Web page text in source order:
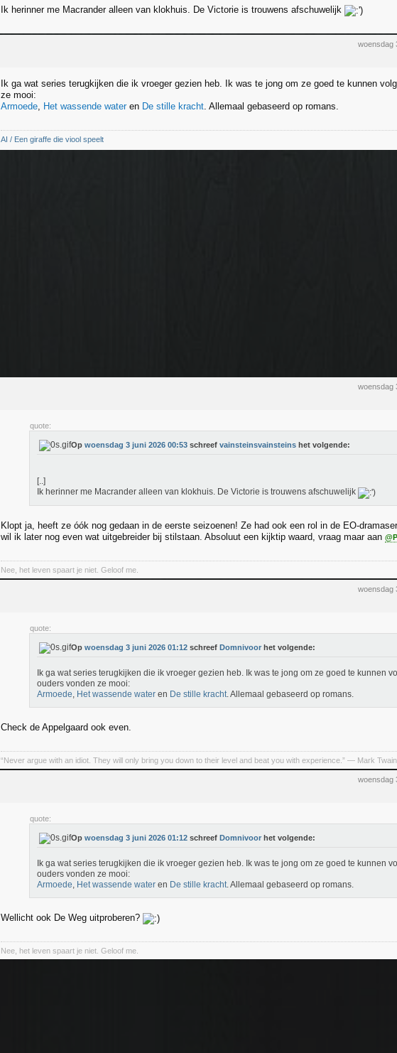
Ik herinner me Macrander alleen van klokhuis. De Victorie is trouwens afschuwelijk
woensdag
Ik ga wat series terugkijken die ik vroeger gezien heb. Ik was te jong om ze goed te kunnen
ze mooi:
Armoede, Het wassende wateren De stille kracht. Allemaal gebaseerd op romans.
AI / Een giraffe die viool speelt
woensdag
quote:
Op woensdag 3 juni 2026 00:53 schreef vainsteinsvainsteins het volgende:
[..]
Ik herinner me Macrander alleen van klokhuis. De Victorie is trouwens afschuwelijk
Klopt ja, heeft ze óók nog gedaan in de eerste seizoenen! Ze had ook een rol in de EO-
wil ik later nog even wat uitgebreider bij stilstaan. Absoluut een kijktip waard, vraag maar aan
Nee, het leven spaart je niet. Geloof me.
woensdag
quote:
Op woensdag 3 juni 2026 01:12 schreef Domnivoor het volgende:
Ik ga wat series terugkijken die ik vroeger gezien heb. Ik was te jong om ze goed te kunnen
ouders vonden ze mooi:
Armoede, Het wassende water en De stille kracht. Allemaal gebaseerd op romans.
Check de Appelgaard ook even.
“Never argue with an idiot. They will only bring you down to their level and beat you with experience.” ― Mark Twain.
woensdag
quote:
Op woensdag 3 juni 2026 01:12 schreef Domnivoor het volgende:
Ik ga wat series terugkijken die ik vroeger gezien heb. Ik was te jong om ze goed te kunnen
ouders vonden ze mooi:
Armoede, Het wassende water en De stille kracht. Allemaal gebaseerd op romans.
Wellicht ook De Weg uitproberen?
Nee, het leven spaart je niet. Geloof me.